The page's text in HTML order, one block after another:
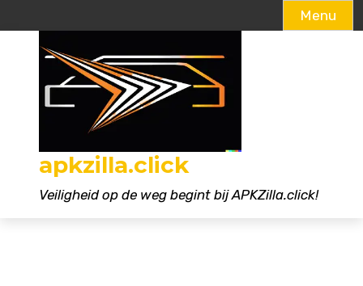
Menu
apkzilla.click
Veiligheid op de weg begint bij APKZilla.click!